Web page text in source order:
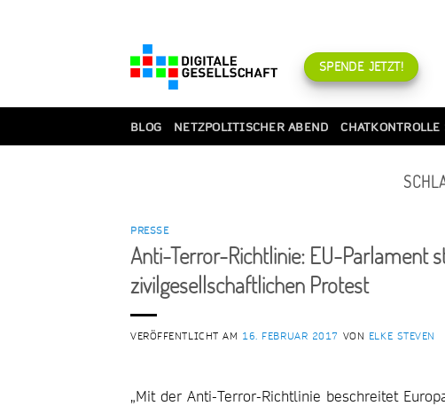
SPENDE JETZT!
BLOG NETZPOLITISCHER ABEND CHATKONTROLLE
PRESSE
Anti-Terror-Richtlinie: EU-Parlament
zivilgesellschaftlichen Protest
VERÖFFENTLICHT AM 16. FEBRUAR 2017 VON ELKE STEVEN
„Mit der Anti-Terror-Richtlinie beschreitet